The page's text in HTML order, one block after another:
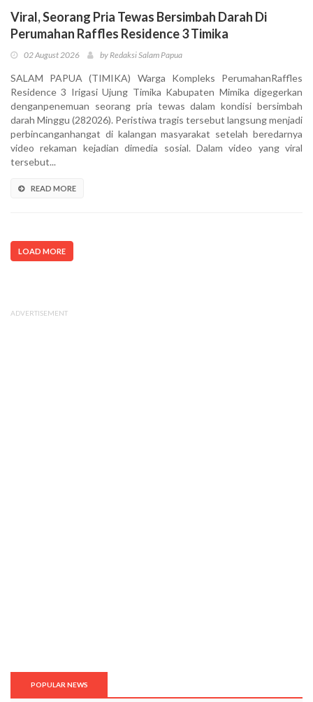
Viral, Seorang Pria Tewas Bersimbah Darah Di
Perumahan Raffles Residence 3 Timika
02 August 2026 by Redaksi Salam Papua
SALAM PAPUA (TIMIKA) Warga Kompleks PerumahanRaffles
Residence 3 Irigasi Ujung Timika Kabupaten Mimika digegerkan
denganpenemuan seorang pria tewas dalam kondisi bersimbah
darah Minggu (282026). Peristiwa tragis tersebut langsung menjadi
perbincanganhangat di kalangan masyarakat setelah beredarnya
video rekaman kejadian dimedia sosial. Dalam video yang viral
tersebut...
READ MORE
LOAD MORE
ADVERTISEMENT
POPULAR NEWS